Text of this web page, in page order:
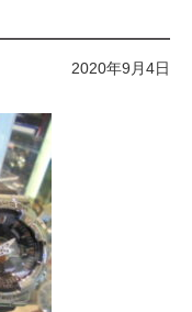
2020年9月4日